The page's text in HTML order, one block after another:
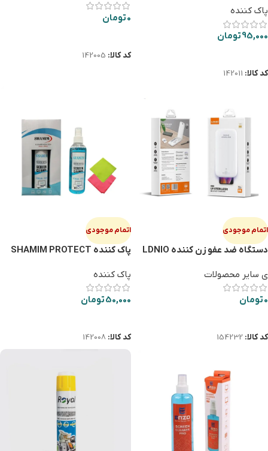
پاک کننده
95,000تومان
کد کالا: 142011
0تومان
کد کالا: 142005
اتمام موجودی
دستگاه ضد عفو زن کننده LDNIO
ی سایر محصولات
0تومان
کد کالا: 154232
اتمام موجودی
پاک کننده SHAMIM PROTECT
پاک کننده
50,000تومان
کد کالا: 142008